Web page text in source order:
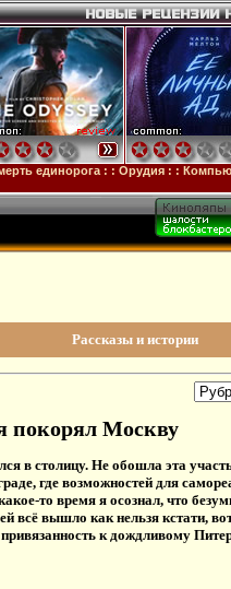
: :Орудия: :
Рассказы и истории
покорял Москву
в столицу. Не обошла эта
где возможностей для
то время я осознал, что
всё вышло как нельзя кстати,
к дождливому